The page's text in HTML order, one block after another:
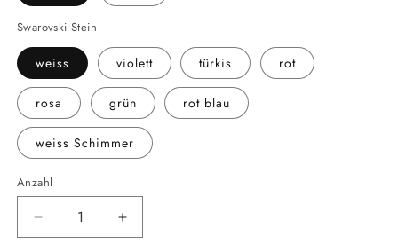
Swarovski Stein
weiss violett türkis rot
rosa grün rot blau
weiss Schimmer
Anzahl
Verringere
Erhöhe